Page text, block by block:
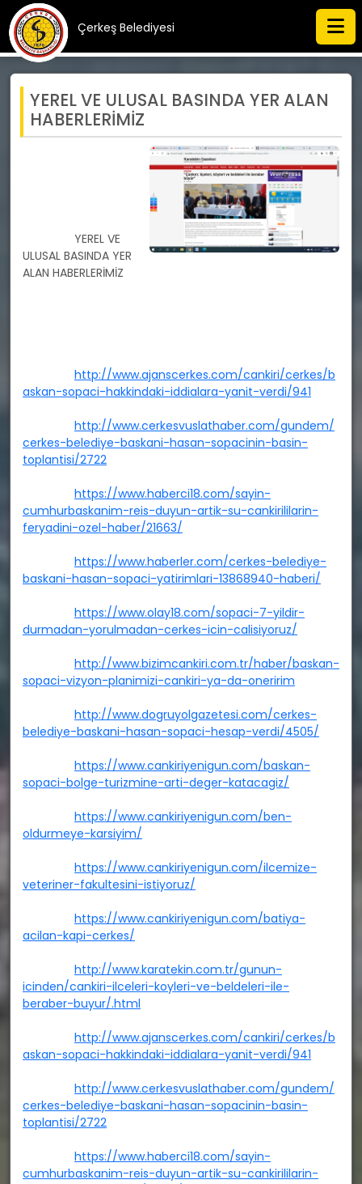
Çerkeş Belediyesi
YEREL VE ULUSAL BASINDA YER ALAN
HABERLERİMİZ
ULUSAL BASINDA YER
ALAN HABERLERİMİZ
askan-sopaci-hakkindaki-iddialara-yanit-verdi/941
http://www.cerkesvuslathaber.com/gundem/
cerkes-belediye-baskani-hasan-sopacinin-basin-
toplantisi/2722
https://www.haberci18.com/sayin-
cumhurbaskanim-reis-duyun-artik-su-cankirililarin-
feryadini-ozel-haber/21663/
https://www.haberler.com/cerkes-belediye-
baskani-hasan-sopaci-yatirimlari-13868940-haberi/
https://www.olay18.com/sopaci-7-yildir-
durmadan-yorulmadan-cerkes-icin-calisiyoruz/
http://www.bizimcankiri.com.tr/haber/baskan-
sopaci-vizyon-planimizi-cankiri-ya-da-oneririm
http://www.dogruyolgazetesi.com/cerkes-
belediye-baskani-hasan-sopaci-hesap-verdi/4505/
https://www.cankiriyenigun.com/baskan-
sopaci-bolge-turizmine-arti-deger-katacagiz/
https://www.cankiriyenigun.com/ben-
oldurmeye-karsiyim/
https://www.cankiriyenigun.com/ilcemize-
veteriner-fakultesini-istiyoruz/
https://www.cankiriyenigun.com/batiya-
acilan-kapi-cerkes/
http://www.karatekin.com.tr/gunun-
icinden/cankiri-ilceleri-koyleri-ve-beldeleri-ile-
beraber-buyur/.html
http://www.ajanscerkes.com/cankiri/cerkes/b
askan-sopaci-hakkindaki-iddialara-yanit-verdi/941
http://www.cerkesvuslathaber.com/gundem/
cerkes-belediye-baskani-hasan-sopacinin-basin-
toplantisi/2722
https://www.haberci18.com/sayin-
cumhurbaskanim-reis-duyun-artik-su-cankirililarin-